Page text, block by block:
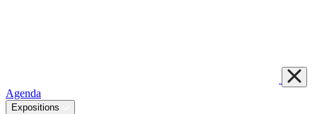
Agenda
Expositions